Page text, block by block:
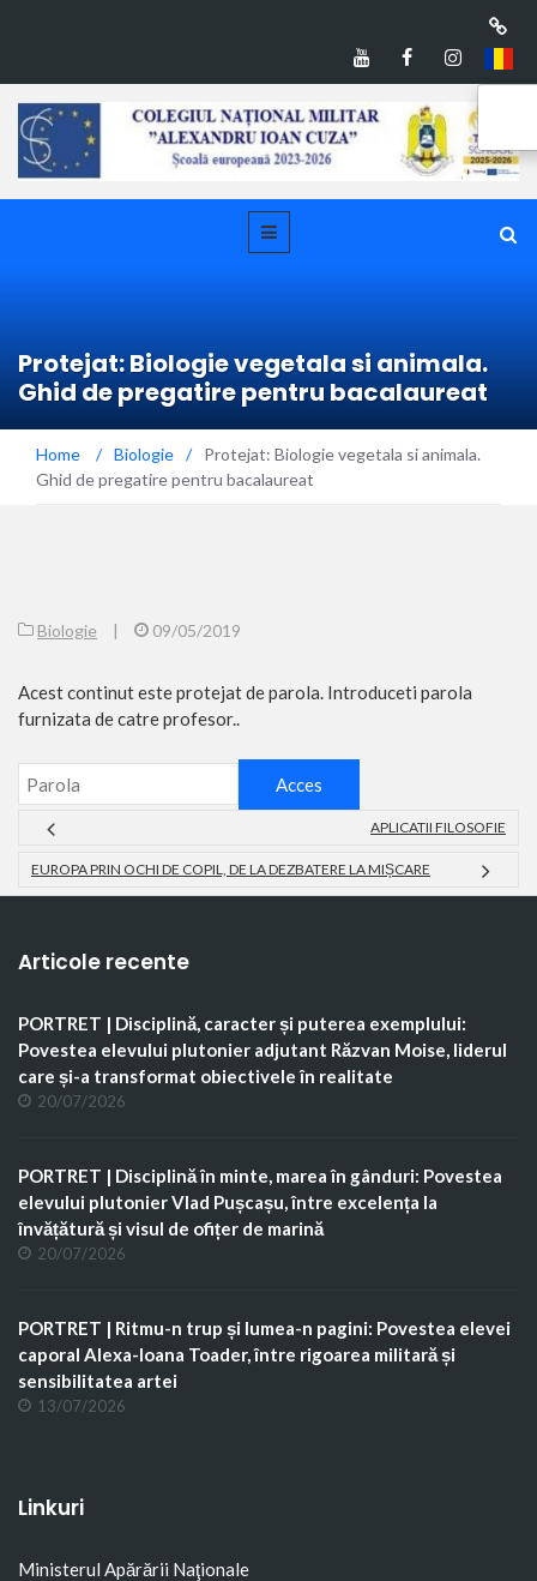
Protejat: Biologie vegetala si animala.
Ghid de pregatire pentru bacalaureat
Home / Biologie /
Protejat: Biologie vegetala si animala.
Ghid de pregatire pentru bacalaureat
Biologie 09/05/2019
Acest continut este protejat de parola. Introduceti parola
furnizata de catre profesor..
APLICATII FILOSOFIE
EUROPA PRIN OCHI DE COPIL, DE LA DEZBATERE LA MIȘCARE
Articole recente
PORTRET | Disciplină, caracter și puterea exemplului:
Povestea elevului plutonier adjutant Răzvan Moise, liderul
care și-a transformat obiectivele în realitate
20/07/2026
PORTRET | Disciplină în minte, marea în gânduri: Povestea
elevului plutonier Vlad Pușcașu, între excelența la
învățătură și visul de ofițer de marină
20/07/2026
PORTRET | Ritmu-n trup și lumea-n pagini: Povestea elevei
caporal Alexa-Ioana Toader, între rigoarea militară și
sensibilitatea artei
13/07/2026
Linkuri
Ministerul Apărării Naţionale